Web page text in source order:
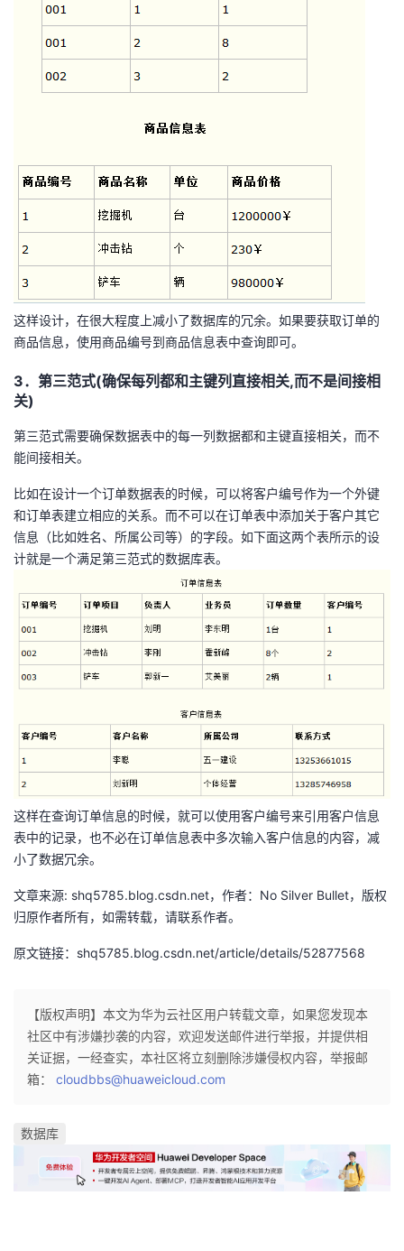
这样设计，在很大程度上减小了数据库的冗余。如果要获取订单的
商品信息，使用商品编号到商品信息表中查询即可。
3．第三范式(确保每列都和主键列直接相关,而不是间接相
关)
第三范式需要确保数据表中的每一列数据都和主键直接相关，而不
能间接相关。
比如在设计一个订单数据表的时候，可以将客户编号作为一个外键
和订单表建立相应的关系。而不可以在订单表中添加关于客户其它
信息（比如姓名、所属公司等）的字段。如下面这两个表所示的设
计就是一个满足第三范式的数据库表。
这样在查询订单信息的时候，就可以使用客户编号来引用客户信息
表中的记录，也不必在订单信息表中多次输入客户信息的内容，减
小了数据冗余。
文章来源: shq5785.blog.csdn.net，作者：No Silver Bullet，版权
归原作者所有，如需转载，请联系作者。
原文链接：shq5785.blog.csdn.net/article/details/52877568
【版权声明】本文为华为云社区用户转载文章，如果您发现本
社区中有涉嫌抄袭的内容，欢迎发送邮件进行举报，并提供相
关证据，一经查实，本社区将立刻删除涉嫌侵权内容，举报邮
箱： cloudbbs@huaweicloud.com
数据库